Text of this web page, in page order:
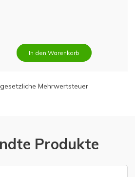
In den Warenkorb
Mehrwertsteuer
Produkte